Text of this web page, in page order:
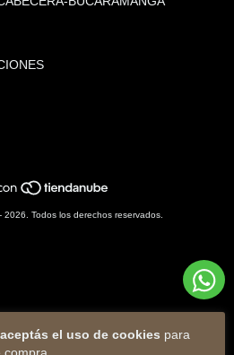
aceptás el uso de cookies para
Todos los derechos reservados.